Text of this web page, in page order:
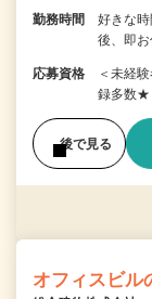
勤務時間
好きな
後、即
応募資格
＜未経
録多数★
後で見る
オフィスビル